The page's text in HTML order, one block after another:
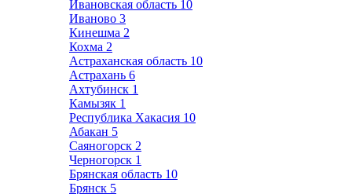
Ивановская область 10
Иваново 3
Кинешма 2
Кохма 2
Астраханская область 10
Астрахань 6
Ахтубинск 1
Камызяк 1
Республика Хакасия 10
Абакан 5
Саяногорск 2
Черногорск 1
Брянская область 10
Брянск 5